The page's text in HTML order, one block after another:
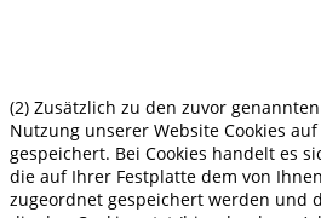
(2) Zusätzlich zu den zuvor
Nutzung unserer Website Cookies
gespeichert. Bei Cookies handelt es
die auf Ihrer Festplatte dem von
zugeordnet gespeichert werden und